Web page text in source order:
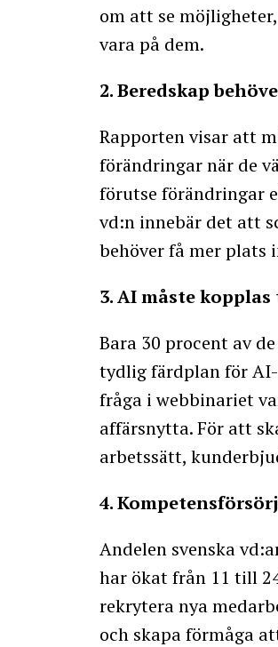
om att se
vara på dem.
2. Beredskap
Rapporten visar att
förändringar när de
förutse förändringar
vd:n innebär det att
behöver få mer plats
3. AI måste
Bara 30 procent av
tydlig färdplan för
fråga i webbinariet
affärsnytta. För att
arbetssätt,
4.
Andelen svenska
har ökat från 11 till
rekrytera nya
och skapa förmåga